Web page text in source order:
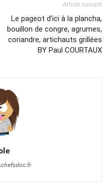
Article suivant
Le pageot d’ici à la plancha,
bouillon de congre, agrumes,
coriandre, artichauts grillées
BY Paul COURTAUX